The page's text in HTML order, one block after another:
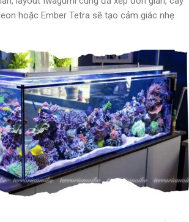
hoặc Ember Tetra sẽ tạo cảm giác nhẹ